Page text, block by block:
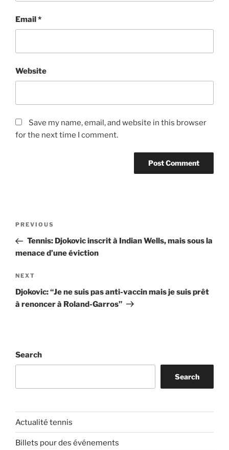
Email*
Website
Save my name, email, and website in this browser
for the next time I comment.
Previous
Post
PREVIOUS
Tennis: Djokovic inscrit à Indian Wells, mais sous la
menace d’une éviction
Next
Post
NEXT
Djokovic: “Je ne suis pas anti-vaccin mais je suis prêt
à renoncer à Roland-Garros”
Search
Search
Actualité tennis
Billets pour des événements